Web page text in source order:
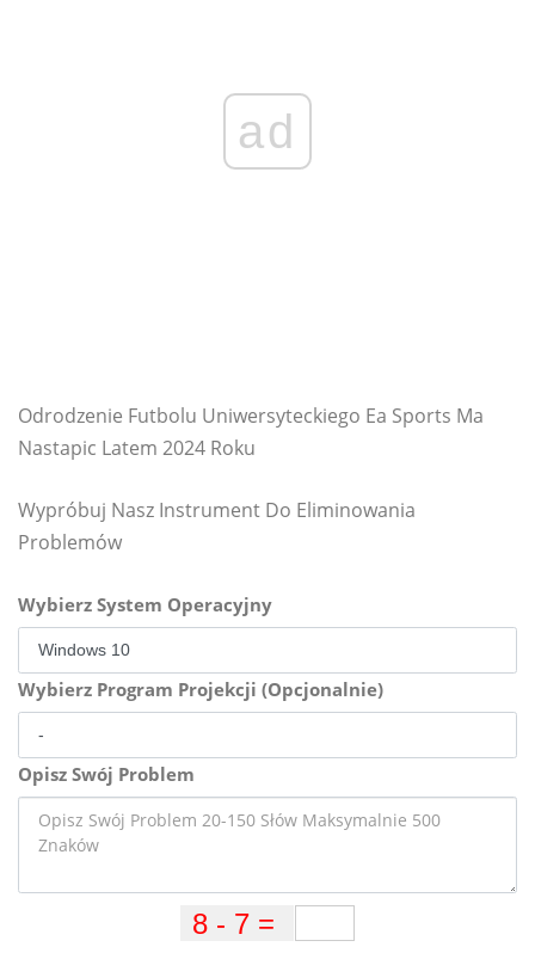
ad
Odrodzenie Futbolu Uniwersyteckiego Ea Sports Ma
Nastapic Latem 2024 Roku
Wypróbuj Nasz Instrument Do Eliminowania
Problemów
Wybierz System Operacyjny
Wybierz Program Projekcji (Opcjonalnie)
Opisz Swój Problem